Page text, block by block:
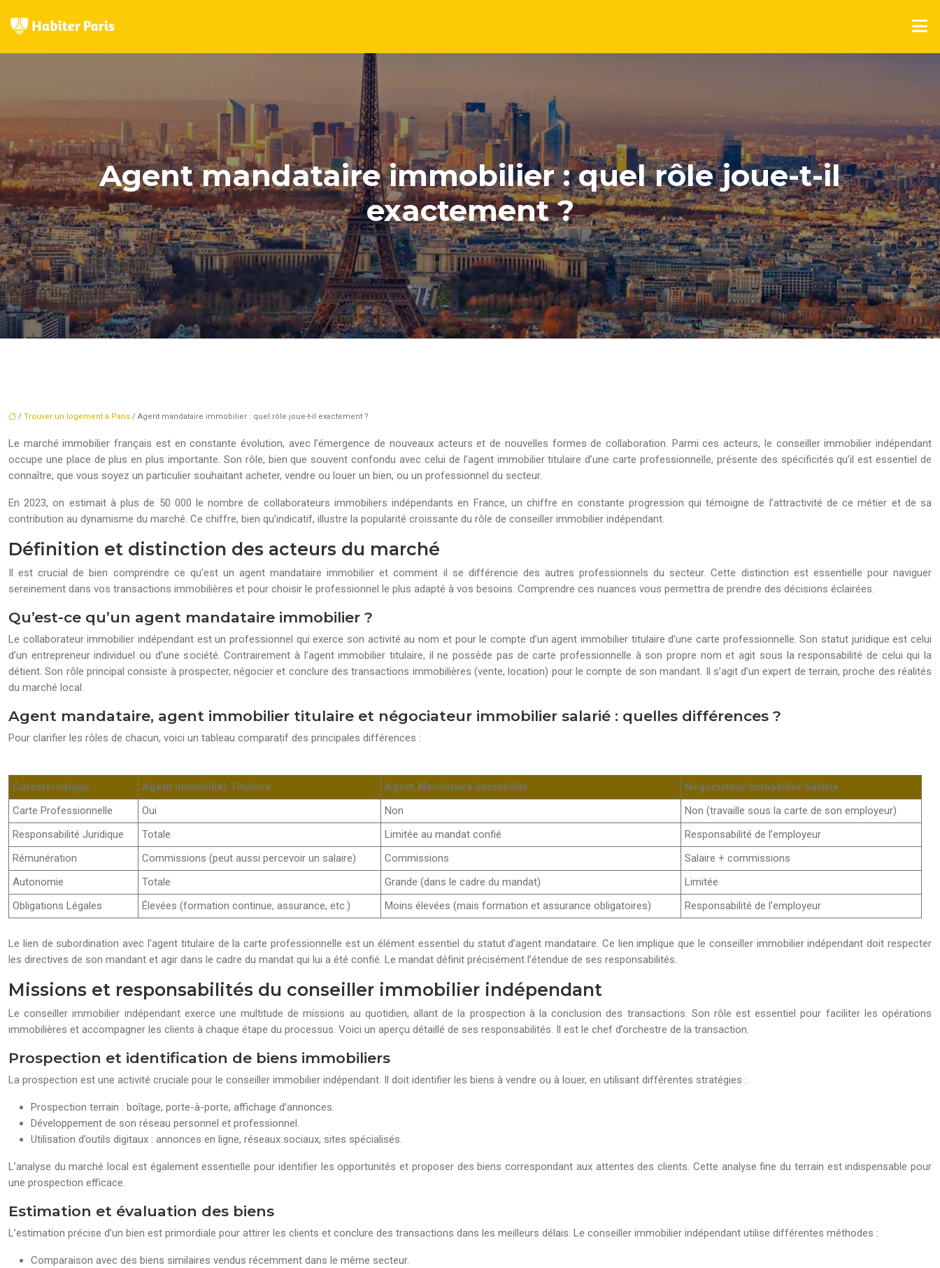
Agent mandataire immobilier : quel rôle joue-t-il
exactement ?
/ Trouver un logement à Paris / Agent mandataire immobilier : quel rôle joue-t-il exactement ?
Le marché immobilier français est en constante évolution, avec l’émergence de nouveaux acteurs et de nouvelles formes de collaboration. Parmi ces acteurs, le conseiller immobilier indépendant
occupe une place de plus en plus importante. Son rôle, bien que souvent confondu avec celui de l’agent immobilier titulaire d’une carte professionnelle, présente des spécificités qu’il est essentiel de
connaître, que vous soyez un particulier souhaitant acheter, vendre ou louer un bien, ou un professionnel du secteur.
En 2023, on estimait à plus de 50 000 le nombre de collaborateurs immobiliers indépendants en France, un chiffre en constante progression qui témoigne de l’attractivité de ce métier et de sa
contribution au dynamisme du marché. Ce chiffre, bien qu’indicatif, illustre la popularité croissante du rôle de conseiller immobilier indépendant.
Définition et distinction des acteurs du marché
Il est crucial de bien comprendre ce qu’est un agent mandataire immobilier et comment il se différencie des autres professionnels du secteur. Cette distinction est essentielle pour naviguer
sereinement dans vos transactions immobilières et pour choisir le professionnel le plus adapté à vos besoins. Comprendre ces nuances vous permettra de prendre des décisions éclairées.
Qu’est-ce qu’un agent mandataire immobilier ?
Le collaborateur immobilier indépendant est un professionnel qui exerce son activité au nom et pour le compte d’un agent immobilier titulaire d’une carte professionnelle. Son statut juridique est celui
d’un entrepreneur individuel ou d’une société. Contrairement à l’agent immobilier titulaire, il ne possède pas de carte professionnelle à son propre nom et agit sous la responsabilité de celui qui la
détient. Son rôle principal consiste à prospecter, négocier et conclure des transactions immobilières (vente, location) pour le compte de son mandant. Il s’agit d’un expert de terrain, proche des réalités
du marché local.
Agent mandataire, agent immobilier titulaire et négociateur immobilier salarié : quelles différences ?
Pour clarifier les rôles de chacun, voici un tableau comparatif des principales différences :
Caractéristique Agent Immobilier Titulaire Agent Mandataire Immobilier
Négociateur Immobilier Salarié
Carte Professionnelle
Oui Non
Non (travaille sous la carte de son employeur)
Responsabilité Juridique
Totale Limitée au mandat confié
Responsabilité de l’employeur
Rémunération
Commissions (peut aussi percevoir un salaire) Commissions
Salaire + commissions
Autonomie
Totale Grande (dans le cadre du mandat)
Limitée
Obligations Légales
Élevées (formation continue, assurance, etc.) Moins élevées (mais formation et assurance obligatoires) Responsabilité de l’employeur
Le lien de subordination avec l’agent titulaire de la carte professionnelle est un élément essentiel du statut d’agent mandataire. Ce lien implique que le conseiller immobilier indépendant doit respecter
les directives de son mandant et agir dans le cadre du mandat qui lui a été confié. Le mandat définit précisément l’étendue de ses responsabilités.
Missions et responsabilités du conseiller immobilier indépendant
Le conseiller immobilier indépendant exerce une multitude de missions au quotidien, allant de la prospection à la conclusion des transactions. Son rôle est essentiel pour faciliter les opérations
immobilières et accompagner les clients à chaque étape du processus. Voici un aperçu détaillé de ses responsabilités. Il est le chef d’orchestre de la transaction.
Prospection et identification de biens immobiliers
La prospection est une activité cruciale pour le conseiller immobilier indépendant. Il doit identifier les biens à vendre ou à louer, en utilisant différentes stratégies :
Prospection terrain : boîtage, porte-à-porte, affichage d’annonces.
Développement de son réseau personnel et professionnel.
Utilisation d’outils digitaux : annonces en ligne, réseaux sociaux, sites spécialisés.
L’analyse du marché local est également essentielle pour identifier les opportunités et proposer des biens correspondant aux attentes des clients. Cette analyse fine du terrain est indispensable pour
une prospection efficace.
Estimation et évaluation des biens
L’estimation précise d’un bien est primordiale pour attirer les clients et conclure des transactions dans les meilleurs délais. Le conseiller immobilier indépendant utilise différentes méthodes :
Comparaison avec des biens similaires vendus récemment dans le même secteur.